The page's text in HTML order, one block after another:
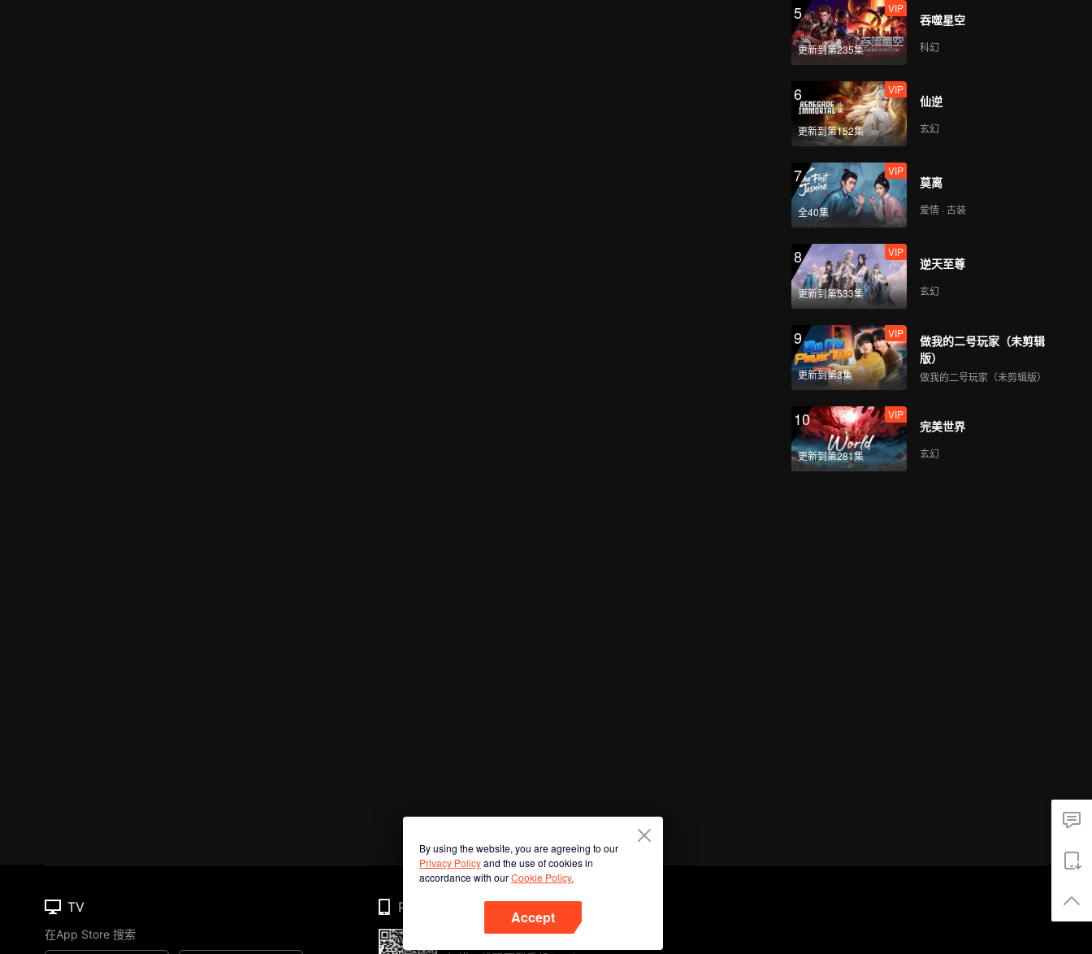
5
更新到第235集
VIP
吞噬星空
科幻
6
更新到第152集
VIP
仙逆
玄幻
7
全40集
VIP
莫离
爱情 · 古装
8
更新到第533集
VIP
逆天至尊
玄幻
9
更新到第3集
VIP
做我的二号玩家（未剪辑
版）
做我的二号玩家（未剪辑版）
10
更新到第281集
VIP
完美世界
玄幻
By using the website, you are agreeing to our
Privacy Policyand the use of cookies in
accordance with ourCookie Policy.
Accept
TV
在App Store 搜索
Phone